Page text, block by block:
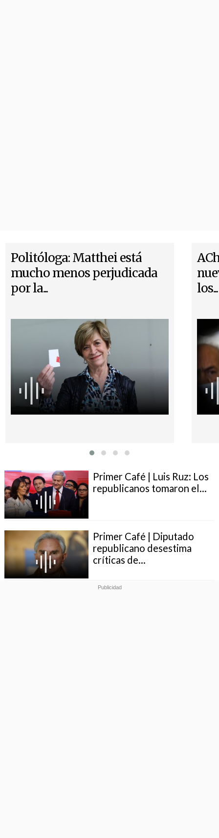
Politóloga: Matthei está
mucho menos perjudicada
por la...
los...
Primer Café | Luis Ruz: Los
republicanos tomaron el...
Primer Café | Diputado
republicano desestima
críticas de...